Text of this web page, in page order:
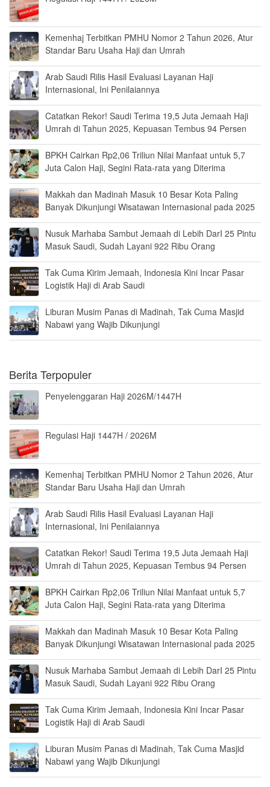
Kemenhaj Terbitkan PMHU Nomor 2 Tahun 2026, Atur
Standar Baru Usaha Haji dan Umrah
Arab Saudi Rilis Hasil Evaluasi Layanan Haji
Internasional, Ini Penilaiannya
Catatkan Rekor! Saudi Terima 19,5 Juta Jemaah Haji
Umrah di Tahun 2025, Kepuasan Tembus 94 Persen
BPKH Cairkan Rp2,06 Triliun Nilai Manfaat untuk 5,7
Juta Calon Haji, Segini Rata-rata yang Diterima
Makkah dan Madinah Masuk 10 Besar Kota Paling
Banyak Dikunjungi Wisatawan Internasional pada 2025
Nusuk Marhaba Sambut Jemaah di Lebih DarI 25 Pintu
Masuk Saudi, Sudah Layani 922 Ribu Orang
Tak Cuma Kirim Jemaah, Indonesia Kini Incar Pasar
Logistik Haji di Arab Saudi
Liburan Musim Panas di Madinah, Tak Cuma Masjid
Nabawi yang Wajib Dikunjungi
Berita Terpopuler
Penyelenggaran Haji 2026M/1447H
Regulasi Haji 1447H / 2026M
Kemenhaj Terbitkan PMHU Nomor 2 Tahun 2026, Atur
Standar Baru Usaha Haji dan Umrah
Arab Saudi Rilis Hasil Evaluasi Layanan Haji
Internasional, Ini Penilaiannya
Catatkan Rekor! Saudi Terima 19,5 Juta Jemaah Haji
Umrah di Tahun 2025, Kepuasan Tembus 94 Persen
BPKH Cairkan Rp2,06 Triliun Nilai Manfaat untuk 5,7
Juta Calon Haji, Segini Rata-rata yang Diterima
Makkah dan Madinah Masuk 10 Besar Kota Paling
Banyak Dikunjungi Wisatawan Internasional pada 2025
Nusuk Marhaba Sambut Jemaah di Lebih DarI 25 Pintu
Masuk Saudi, Sudah Layani 922 Ribu Orang
Tak Cuma Kirim Jemaah, Indonesia Kini Incar Pasar
Logistik Haji di Arab Saudi
Liburan Musim Panas di Madinah, Tak Cuma Masjid
Nabawi yang Wajib Dikunjungi